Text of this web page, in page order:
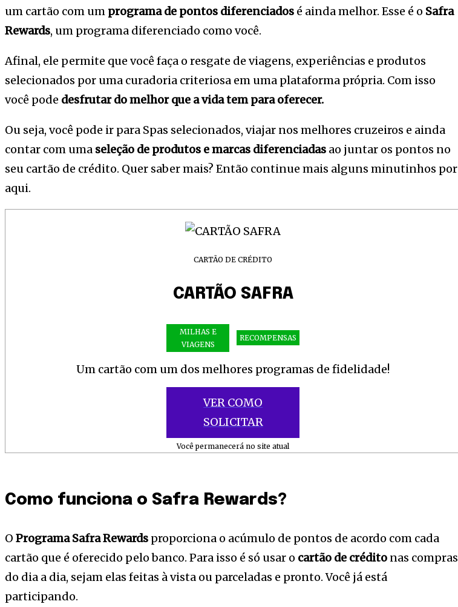
um cartão com um programa de pontos diferenciados é ainda melhor. Esse é o Safra
Rewards, um programa diferenciado como você.
Afinal, ele permite que você faça o resgate de viagens, experiências e produtos
selecionados por uma curadoria criteriosa em uma plataforma própria. Com isso
você pode desfrutar do melhor que a vida tem para oferecer.
Ou seja, você pode ir para Spas selecionados, viajar nos melhores cruzeiros e ainda
contar com uma seleção de produtos e marcas diferenciadas ao juntar os pontos no
seu cartão de crédito. Quer saber mais? Então continue mais alguns minutinhos por
aqui.
CARTÃO DE CRÉDITO
CARTÃO SAFRA
MILHAS E
VIAGENS
RECOMPENSAS
Um cartão com um dos melhores programas de fidelidade!
VER COMO
SOLICITAR
Você permanecerá no site atual
Como funciona o Safra Rewards?
O Programa Safra Rewards proporciona o acúmulo de pontos de acordo com cada
cartão que é oferecido pelo banco. Para isso é só usar o cartão de crédito nas compras
do dia a dia, sejam elas feitas à vista ou parceladas e pronto. Você já está
participando.